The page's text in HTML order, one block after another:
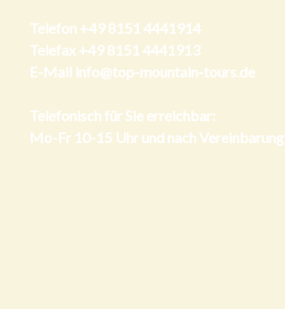
Telefon +49 8151 4441914
Telefax +49 8151 4441913
E-Mail info@top-mountain-tours.de
Telefonisch für Sie erreichbar:
Mo-Fr 10-15 Uhr und nach Vereinbarung